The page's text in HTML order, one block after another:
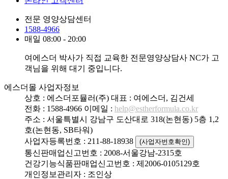
전문 영양상담센터
1588-4966
매일 08:00 - 20:00
여에스더 박사가 직접 교육한 전문영양상담사 NC가 고
객님을 위해 대기 중입니다.
에스더몰 사업자정보
상호 : 에스더포뮬러(주) 대표 : 여에스더, 김건세
전화 : 1588-4966 이메일 : help@estherformula.co.kr
주소 : 서울특별시 강남구 도산대로 318(논현동) 5층 1,2
호(논현동, SB타워)
사업자등록번호 : 211-88-18938
(사업자번호확인)
통신판매업신고번호 : 2008-서울강남-2315호
건강기능식품판매업신고번호 : 제2006-0105129호
개인정보관리자 : 조인상